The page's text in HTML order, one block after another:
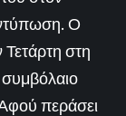
Ο
Τετάρτη στη
περάσει